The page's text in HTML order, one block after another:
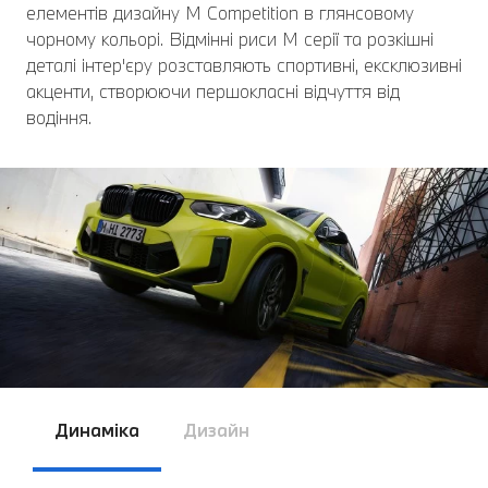
елементів дизайну M Competition в глянсовому
чорному кольорі. Відмінні риси M серії та розкішні
деталі інтер'єру розставляють спортивні, ексклюзивні
акценти, створюючи першокласні відчуття від
водіння.
Динаміка Дизайн